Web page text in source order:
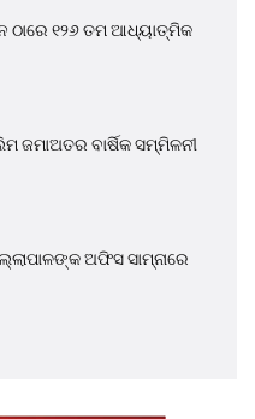
୧୨୬ ତମ ଆଧ୍ୟାତ୍ମିକ
ଜମାଅତର ବାର୍ଷିକ ସମ୍ମିଳନୀ
ଅଫିସ ସାମ୍ନାରେ